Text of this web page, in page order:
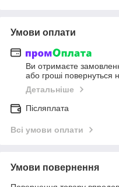
Умови оплати
Ви отримаєте
або гроші повернуться
Детальніше
Післяплата
Всі умови оплати
Умови повернення